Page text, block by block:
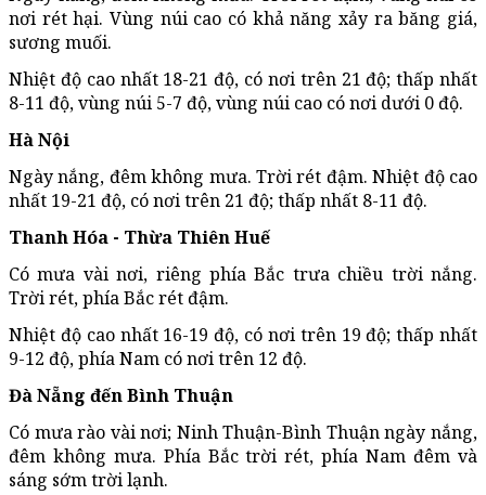
nơi rét hại. Vùng núi cao có khả năng xảy ra băng giá,
sương muối.
Nhiệt độ cao nhất 18-21 độ, có nơi trên 21 độ; thấp nhất
8-11 độ, vùng núi 5-7 độ, vùng núi cao có nơi dưới 0 độ.
Hà Nội
Ngày nắng, đêm không mưa. Trời rét đậm. Nhiệt độ cao
nhất 19-21 độ, có nơi trên 21 độ; thấp nhất 8-11 độ.
Thanh Hóa - Thừa Thiên Huế
Có mưa vài nơi, riêng phía Bắc trưa chiều trời nắng.
Trời rét, phía Bắc rét đậm.
Nhiệt độ cao nhất 16-19 độ, có nơi trên 19 độ; thấp nhất
9-12 độ, phía Nam có nơi trên 12 độ.
Đà Nẵng đến Bình Thuận
Có mưa rào vài nơi; Ninh Thuận-Bình Thuận ngày nắng,
đêm không mưa. Phía Bắc trời rét, phía Nam đêm và
sáng sớm trời lạnh.